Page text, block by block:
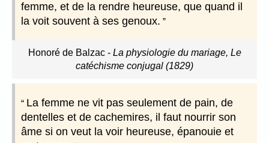
femme, et de la rendre heureuse, que quand il
la voit souvent à ses genoux.
Honoré de Balzac- La physiologie du mariage, Le
catéchisme conjugal (1829)
La femme ne vit pas seulement de pain, de
dentelles et de cachemires, il faut nourrir son
âme si on veut la voir heureuse, épanouie et